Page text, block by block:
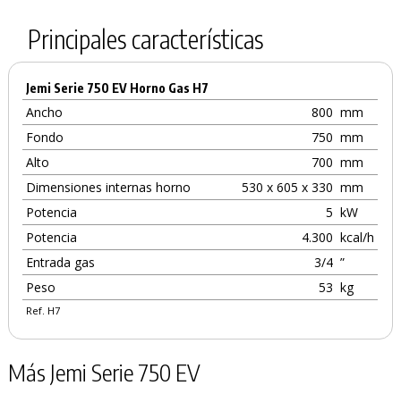
Principales características
Jemi Serie 750 EV Horno Gas H7
Ancho 800 mm
Fondo
750 mm
Alto
700 mm
Dimensiones internas horno
530 x 605 x 330 mm
Potencia
5 kW
Potencia
4.300 kcal/h
Entrada gas
3/4 ”
Peso
53 kg
Ref. H7
Más Jemi Serie 750 EV